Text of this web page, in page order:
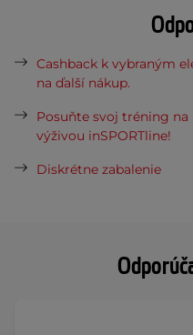
Cashback k vybraným
na ďalší nákup.
Posuňte svoj tréning
výživou inSPORTline!
Diskrétne zabalenie